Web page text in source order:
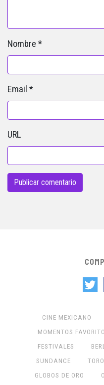
Nombre *
Email *
URL
CINE MEXICANO
MOMENTOS
FESTIVALES
SUNDANCE
GLOBOS DE ORO